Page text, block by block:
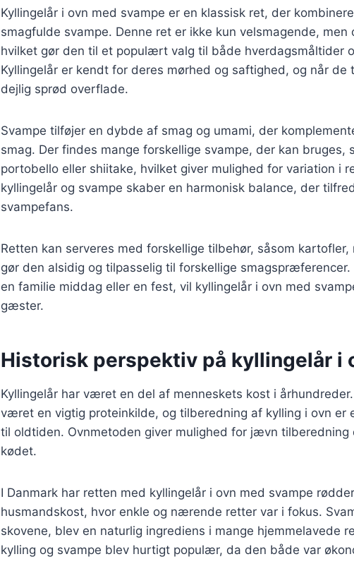
Kyllingelår i ovn med svampe er en klassisk ret, der
smagfulde svampe. Denne ret er ikke kun velsmagende,
hvilket gør den til et populært valg til både hverdagsmåltider
Kyllingelår er kendt for deres mørhed og saftighed, og når de
dejlig sprød overflade.
Svampe tilføjer en dybde af smag og umami, der
smag. Der findes mange forskellige svampe, der kan bruges,
portobello eller shiitake, hvilket giver mulighed for variation i
kyllingelår og svampe skaber en harmonisk balance, der
svampefans.
Retten kan serveres med forskellige tilbehør, såsom
gør den alsidig og tilpasselig til forskellige
en familie middag eller en fest, vil kyllingelår i ovn med
gæster.
Historisk perspektiv på kyllingelår i
Kyllingelår har været en del af menneskets kost i
været en vigtig proteinkilde, og tilberedning af kylling i ovn er
til oldtiden. Ovnmetoden giver mulighed for jævn tilberedning
kødet.
I Danmark har retten med kyllingelår i ovn med svampe
husmandskost, hvor enkle og nærende retter var i fokus.
skovene, blev en naturlig ingrediens i mange hjemmelavede
kylling og svampe blev hurtigt populær, da den både var